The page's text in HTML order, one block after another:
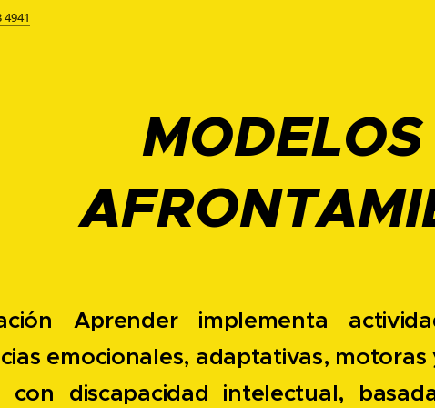
4941
Aprender implementa
emocionales, adaptativas,
discapacidad intelectual,